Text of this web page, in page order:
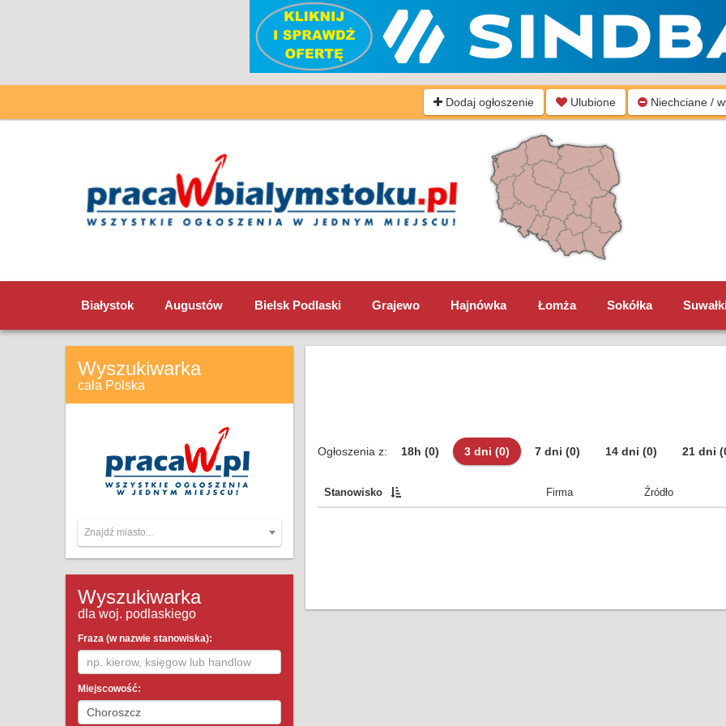
Dodaj ogłoszenie Ulubione Niechciane /
Białystok Augustów Bielsk Podlaski Grajewo Hajnówka Łomża Sokółka Suwałki
Wyszukiwarka
cała Polska
Znajdź miasto...
Wyszukiwarka
dla woj. podlaskiego
Fraza (w nazwie stanowiska):
Miejscowość:
Ogłoszenia z: 18h (0) 3 dni (0) 7 dni (0) 14 dni (0) 21 dni
Stanowisko Firma Źródło